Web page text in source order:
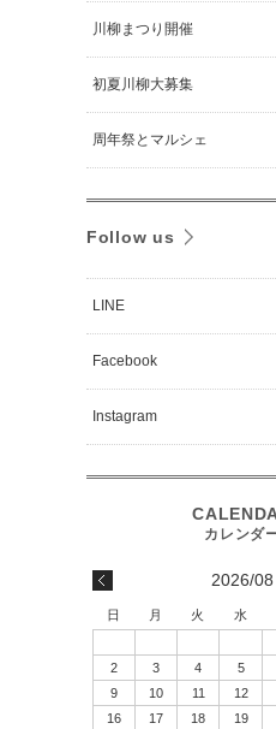
川柳まつり開催
初夏川柳大募集
周年祭とマルシェ
Follow us
LINE
Facebook
Instagram
2026/08
日 月 火 水
2
3 4 5
9
10 11 12
16
17 18 19